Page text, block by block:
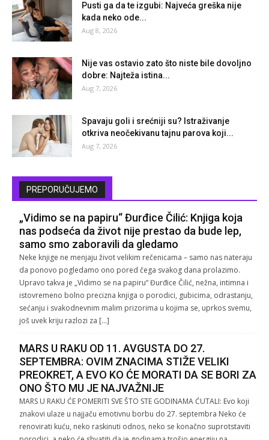
Pusti ga da te izgubi: Najveća greška nije
kada neko ode...
Aug 8, 2026
Nije vas ostavio zato što niste bile dovoljno
dobre: Najteža istina...
Aug 7, 2026
Spavaju goli i srećniji su? Istraživanje
otkriva neočekivanu tajnu parova koji...
Aug 7, 2026
PREPORUČUJEMO
„Vidimo se na papiru“ Đurđice Čilić: Knjiga koja
nas podseća da život nije prestao da bude lep,
samo smo zaboravili da gledamo
Neke knjige ne menjaju život velikim rečenicama – samo nas nateraju
da ponovo pogledamo ono pored čega svakog dana prolazimo.
Upravo takva je „Vidimo se na papiru“ Đurđice Čilić, nežna, intimna i
istovremeno bolno precizna knjiga o porodici, gubicima, odrastanju,
sećanju i svakodnevnim malim prizorima u kojima se, uprkos svemu,
još uvek kriju razlozi za […]
MARS U RAKU OD 11. AVGUSTA DO 27.
SEPTEMBRA: OVIM ZNACIMA STIŽE VELIKI
PREOKRET, A EVO KO ĆE MORATI DA SE BORI ZA
ONO ŠTO MU JE NAJVAŽNIJE
MARS U RAKU ĆE POMERITI SVE ŠTO STE GODINAMA ĆUTALI: Evo koji
znakovi ulaze u najjaču emotivnu borbu do 27. septembra Neko će
renovirati kuću, neko raskinuti odnos, neko se konačno suprotstaviti